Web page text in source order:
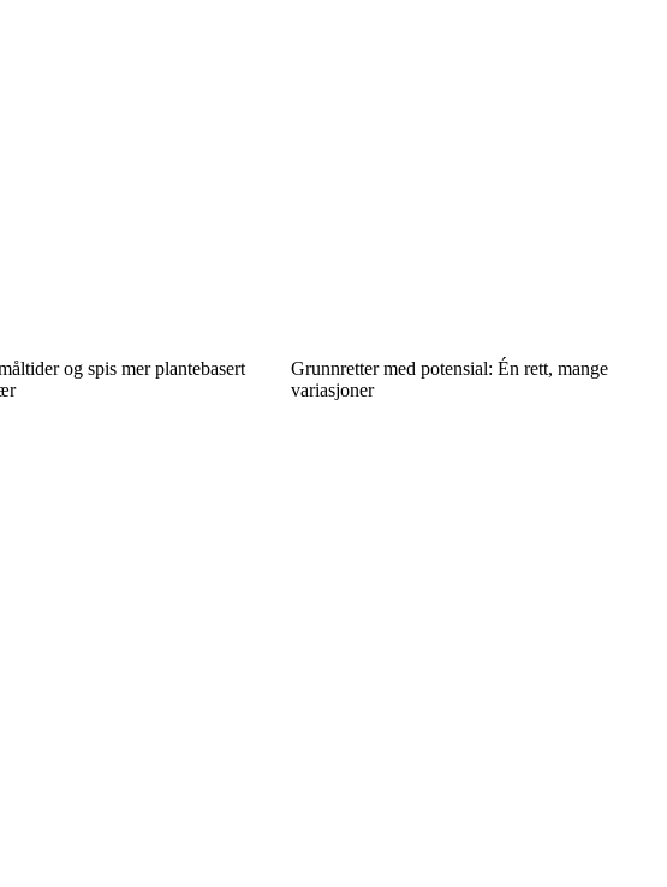
og spis mer plantebasert
Grunnretter med potensial: Én rett, mange
variasjoner